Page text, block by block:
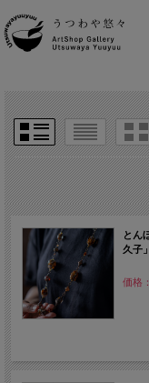
とん
久子」
価格